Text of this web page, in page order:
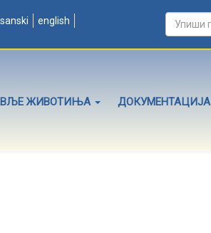
english
ЖИВОТИЊА ДОКУМЕНТАЦИЈА